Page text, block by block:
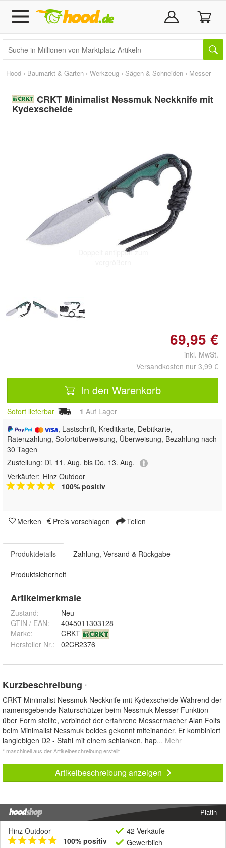
Hood › Baumarkt & Garten › Werkzeug › Sägen & Schneiden › Messer
CRKT Minimalist Nessmuk Neckknife mit
Kydexscheide
Doppelt antippen zum
69,95 €
inkl. MwSt.
Versandkosten nur 3,99 €
In den Warenkorb
Sofort lieferbar 1 Auf Lager
, Lastschrift, Kreditkarte, Debitkarte,
Ratenzahlung, Sofortüberweisung, Überweisung, Bezahlung nach
30 Tagen
Zustellung: Di, 11. Aug. bis Do, 13. Aug.
Verkäufer: Hinz Outdoor
100% positiv
Merken Preis vorschlagen Teilen
Produktdetails Zahlung, Versand & Rückgabe
Produktsicherheit
Artikelmerkmale
Zustand:
Neu
GTIN / EAN:
4045011303128
Marke:
CRKT
Hersteller Nr.:
02CR2376
Kurzbeschreibung *
CRKT Minimalist Nessmuk Neckknife mit Kydexscheide Während der
namensgebende Naturschützer beim Nessmuk Messer Funktion
über Form stellte, verbindet der erfahrene Messermacher Alan Folts
beim Minimalist Nessmuk beides gekonnt miteinander. Er kombiniert
langlebigen D2 - Stahl mit einem schlanken, hap... Mehr
* maschinell aus der Artikelbeschreibung erstellt
Artikelbeschreibung anzeigen
Platin
Hinz Outdoor
100% positiv
42 Verkäufe
Gewerblich